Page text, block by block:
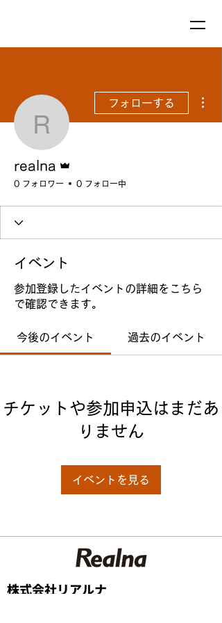
realna
フォローする
realna
0 フォロワー 0 フォロー中
イベント
参加登録したイベントの詳細をこちら
で確認できます。
今後のイベント 過去のイベント
チケットや参加申込はまだあ
りません
イベントを見る
株式会社リアルナ